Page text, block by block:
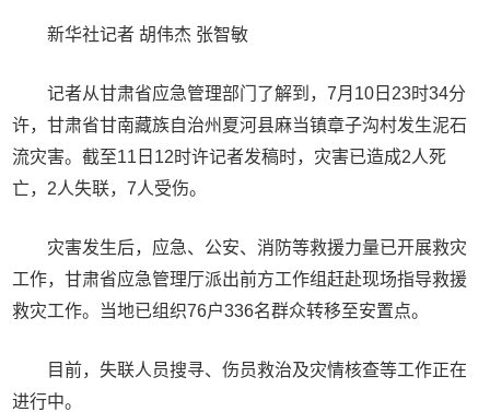
新华社记者 胡伟杰 张智敏
记者从甘肃省应急管理部门了解到，7月10日23时34分
许，甘肃省甘南藏族自治州夏河县麻当镇章子沟村发生泥石
流灾害。截至11日12时许记者发稿时，灾害已造成2人死
亡，2人失联，7人受伤。
灾害发生后，应急、公安、消防等救援力量已开展救灾
工作，甘肃省应急管理厅派出前方工作组赶赴现场指导救援
救灾工作。当地已组织76户336名群众转移至安置点。
目前，失联人员搜寻、伤员救治及灾情核查等工作正在
进行中。